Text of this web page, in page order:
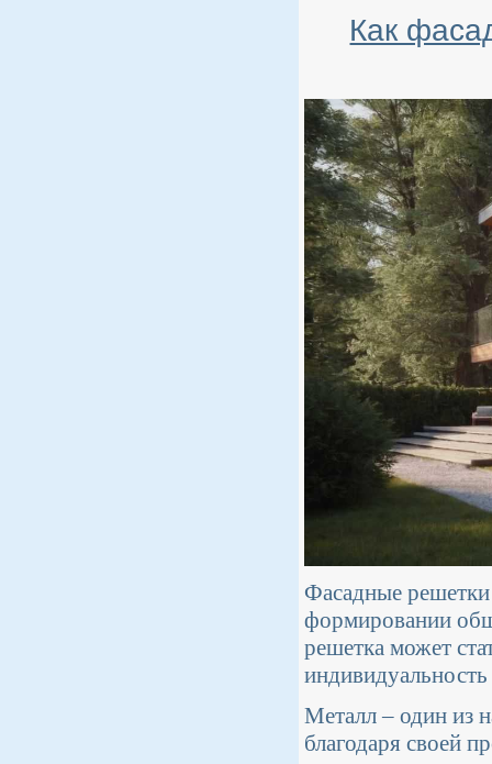
Как
Фасадные
формировании
решетка может
Металл – один из
благодаря своей